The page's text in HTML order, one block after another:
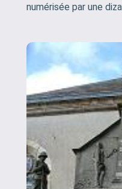
numérisée par une